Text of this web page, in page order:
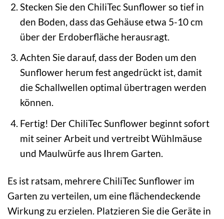
Stecken Sie den ChiliTec Sunflower so tief in
den Boden, dass das Gehäuse etwa 5-10 cm
über der Erdoberfläche herausragt.
Achten Sie darauf, dass der Boden um den
Sunflower herum fest angedrückt ist, damit
die Schallwellen optimal übertragen werden
können.
Fertig! Der ChiliTec Sunflower beginnt sofort
mit seiner Arbeit und vertreibt Wühlmäuse
und Maulwürfe aus Ihrem Garten.
Es ist ratsam, mehrere ChiliTec Sunflower im
Garten zu verteilen, um eine flächendeckende
Wirkung zu erzielen. Platzieren Sie die Geräte in